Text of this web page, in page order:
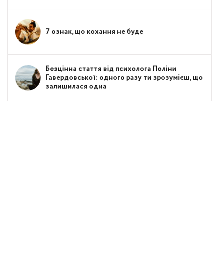
7 ознак, що кохання не буде
Безцінна стаття від психолога Поліни
Гавердовської: одного разу ти зрозумієш, що
залишилася одна